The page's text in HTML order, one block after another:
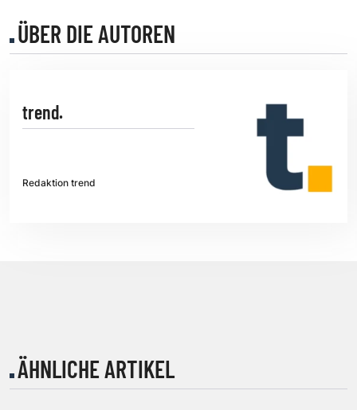
ÜBER DIE AUTOREN
trend.
Redaktion trend
ÄHNLICHE ARTIKEL